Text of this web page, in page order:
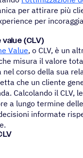
per attirare più
per
(CLV)
Value, o CLV, è un
misura il valore
corso della sua
che un cliente
Calcolando il CLV,
a lungo termine
informate